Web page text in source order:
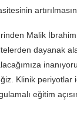
Malik
dayanak
Klinik periyotlar
eğitim